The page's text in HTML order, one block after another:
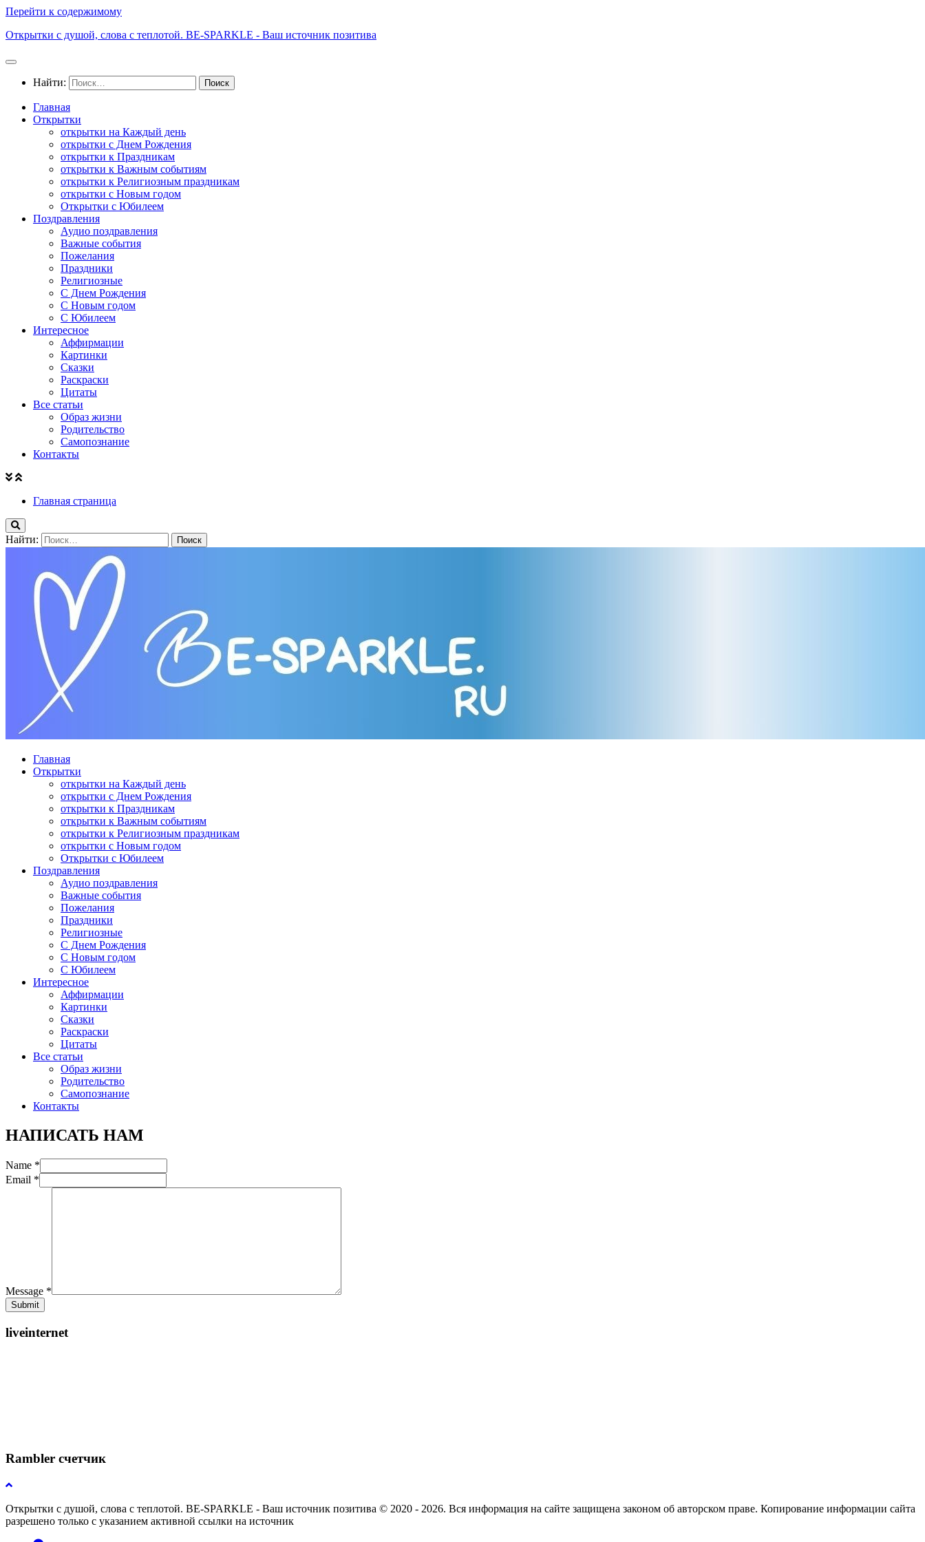
Перейти к содержимому
Открытки с душой, слова с теплотой. BE-SPARKLE - Ваш источник позитива
Найти:
Главная
Открытки
открытки на Каждый день
открытки с Днем Рождения
открытки к Праздникам
открытки к Важным событиям
открытки к Религиозным праздникам
открытки с Новым годом
Открытки с Юбилеем
Поздравления
Аудио поздравления
Важные события
Пожелания
Праздники
Религиозные
С Днем Рождения
С Новым годом
С Юбилеем
Интересное
Аффирмации
Картинки
Сказки
Раскраски
Цитаты
Все статьи
Образ жизни
Родительство
Самопознание
Контакты
Главная страница
Найти:
Главная
Открытки
открытки на Каждый день
открытки с Днем Рождения
открытки к Праздникам
открытки к Важным событиям
открытки к Религиозным праздникам
открытки с Новым годом
Открытки с Юбилеем
Поздравления
Аудио поздравления
Важные события
Пожелания
Праздники
Религиозные
С Днем Рождения
С Новым годом
С Юбилеем
Интересное
Аффирмации
Картинки
Сказки
Раскраски
Цитаты
Все статьи
Образ жизни
Родительство
Самопознание
Контакты
НАПИСАТЬ НАМ
Name *
Email *
Message *
liveinternet
Rambler счетчик
Открытки с душой, слова с теплотой. BE-SPARKLE - Ваш источник позитива © 2020 - 2026. Вся информация на сайте защищена законом об авторском праве. Копирование информации сайта
разрешено только с указанием активной ссылки на источник